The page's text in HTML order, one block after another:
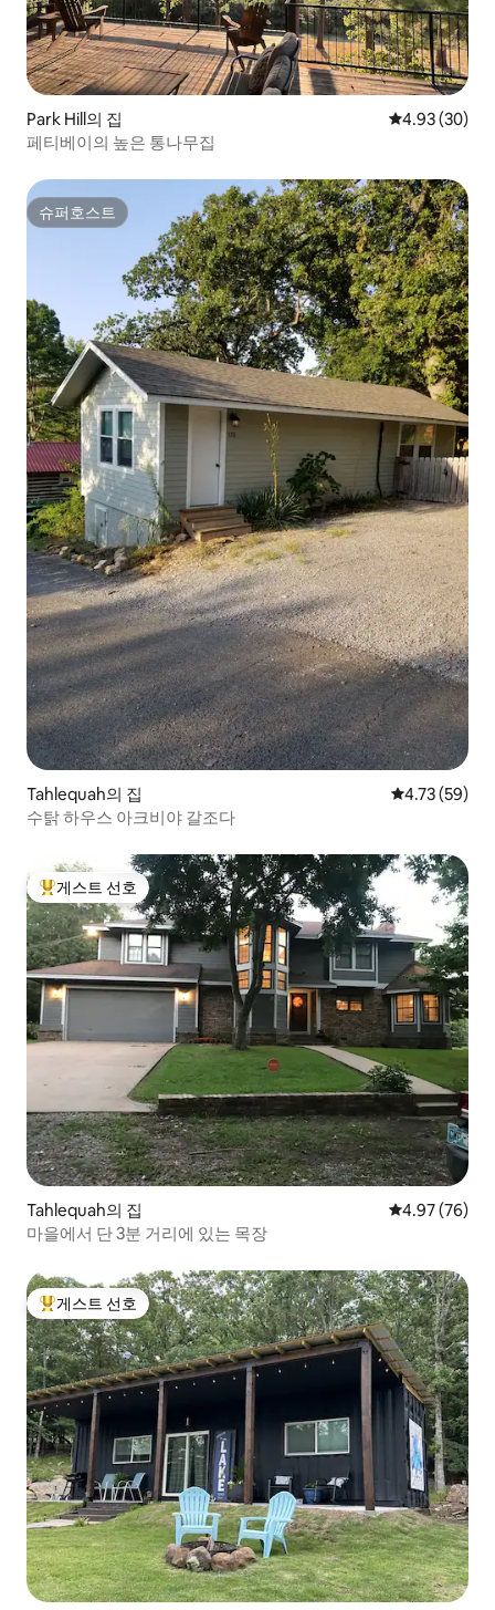
Park Hill의 집 평점 4.93점(5
4.93 (30)
페티베이의 높은 통나무집
슈퍼호스트
슈퍼호스트
Tahlequah의 집 평점 4.73점
4.73 (59)
수탉 하우스 아크비야 갈조다
상위 게스트 선호
게스트 선호
Tahlequah의 집 평점 4.97점(5
4.97 (76)
마을에서 단 3분 거리에 있는 목장
상위 게스트 선호
게스트 선호